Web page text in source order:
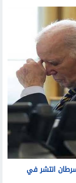
انتشر في